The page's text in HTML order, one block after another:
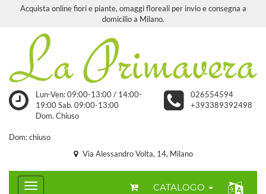
Acquista online fiori e piante, omaggi floreali per invio e consegna a
domicilio a Milano.
Lun-Ven: 09:00-13:00 / 14:00-
19:00 Sab. 09:00-13:00
Dom. Chiuso
Dom: chiuso
026554594
+393389392498
Via Alessandro Volta, 14, Milano
CATALOGO